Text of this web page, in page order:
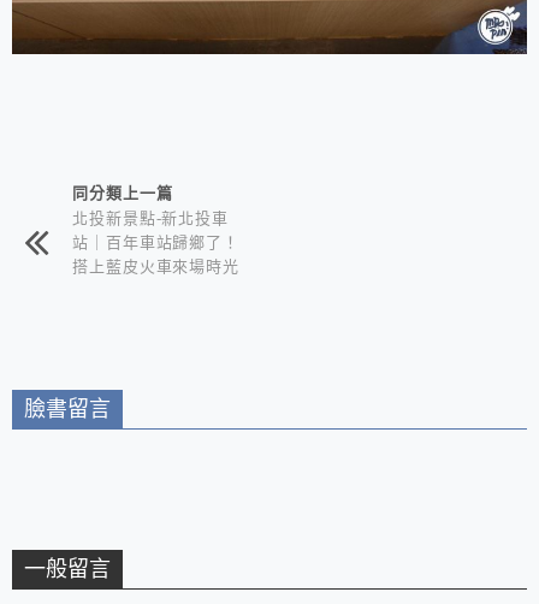
相連文章同分類上一篇
北投新景點-新北投車
站｜百年車站歸鄉了！
搭上藍皮火車來場時光
臉書留言
一般留言